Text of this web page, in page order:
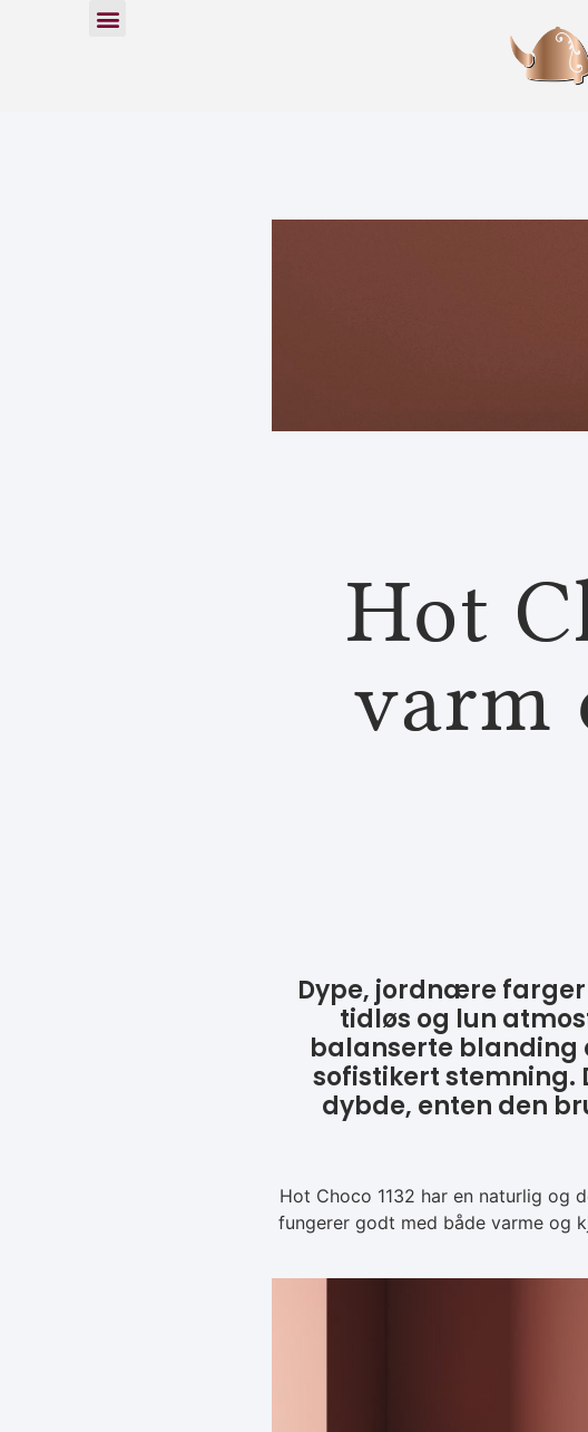
Hot
varm
Dype, jordnære
tidløs og lun
balanserte blanding
sofistikert stemning.
dybde, enten den
Hot Choco 1132 har en naturlig og
fungerer godt med både varme og